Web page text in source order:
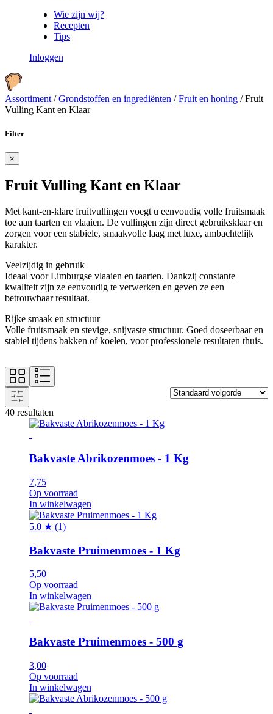
Wie zijn wij?
Recepten
Tips
Inloggen
Assortiment /Grondstoffen en ingrediënten /Fruit en honing /Fruit
Vulling Kant en Klaar
Filter
×
Fruit Vulling Kant en Klaar
Met kant‑en‑klare fruitvullingen voegt u eenvoudig volle fruitsmaak
toe aan taarten en vlaaien. De vullingen zijn direct gebruiksklaar en
zorgen voor een stabiele, smaakvolle laag met luxe, ambachtelijk
karakter.
Veelzijdig in gebruik
Ideaal voor Limburgse vlaaien en taarten. Dankzij constante
kwaliteit zijn ze eenvoudig te verwerken en geven ze een
betrouwbaar resultaat.
Rijke smaak en structuur
Volle fruitsmaak en stevige, snijvaste structuur. Goed doseerbaar en
stabiel tijdens bakken of koelen, voor professionele resultaten thuis.
40 resultaten
Bakvaste Abrikozenmoes - 1 Kg
7,75
Op voorraad
In winkelwagen
5.0 ★ (1)
Bakvaste Pruimenmoes - 1 Kg
5,50
Op voorraad
In winkelwagen
Bakvaste Pruimenmoes - 500 g
3,00
Op voorraad
In winkelwagen